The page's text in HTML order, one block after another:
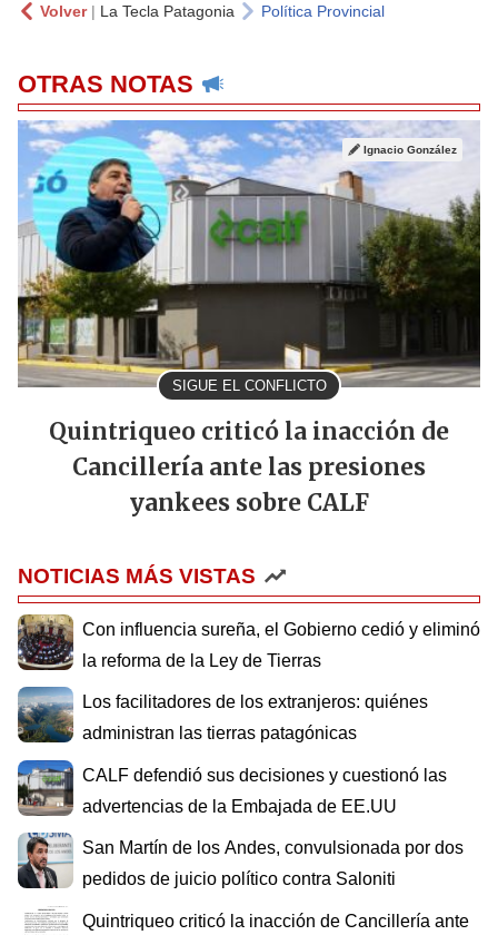
Volver| La Tecla Patagonia Política Provincial
OTRAS NOTAS
SIGUE EL CONFLICTO
Ignacio González
Quintriqueo criticó la inacción de
Cancillería ante las presiones
yankees sobre CALF
NOTICIAS MÁS VISTAS
Con influencia sureña, el Gobierno cedió y eliminó
la reforma de la Ley de Tierras
Los facilitadores de los extranjeros: quiénes
administran las tierras patagónicas
CALF defendió sus decisiones y cuestionó las
advertencias de la Embajada de EE.UU
San Martín de los Andes, convulsionada por dos
pedidos de juicio político contra Saloniti
Quintriqueo criticó la inacción de Cancillería ante